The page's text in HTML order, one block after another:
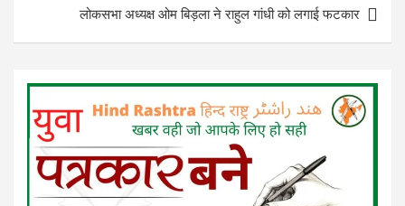
लोकसभा अध्यक्ष ओम बिड़ला ने राहुल गांधी को लगाई फटकार